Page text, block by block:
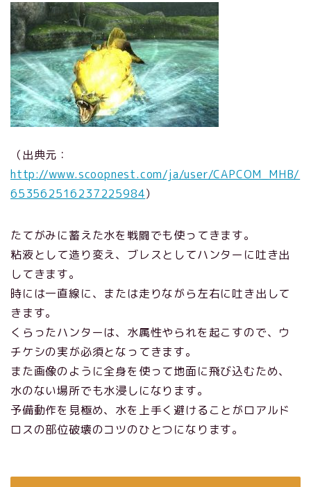
（出典元：
http://www.scoopnest.com/ja/user/CAPCOM_MHB/
653562516237225984）
たてがみに蓄えた水を戦闘でも使ってきます。
粘液として造り変え、ブレスとしてハンターに吐き出
してきます。
時には一直線に、または走りながら左右に吐き出して
きます。
くらったハンターは、水属性やられを起こすので、ウ
チケシの実が必須となってきます。
また画像のように全身を使って地面に飛び込むため、
水のない場所でも水浸しになります。
予備動作を見極め、水を上手く避けることがロアルド
ロスの部位破壊のコツのひとつになります。